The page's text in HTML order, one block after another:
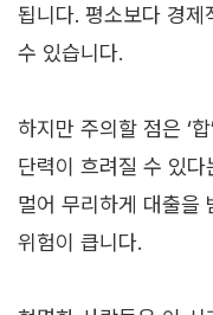
됩니다. 평소보다 경
수 있습니다.
하지만 주의할 점은 ‘
단력이 흐려질 수 있
멀어 무리하게 대출을
위험이 큽니다.